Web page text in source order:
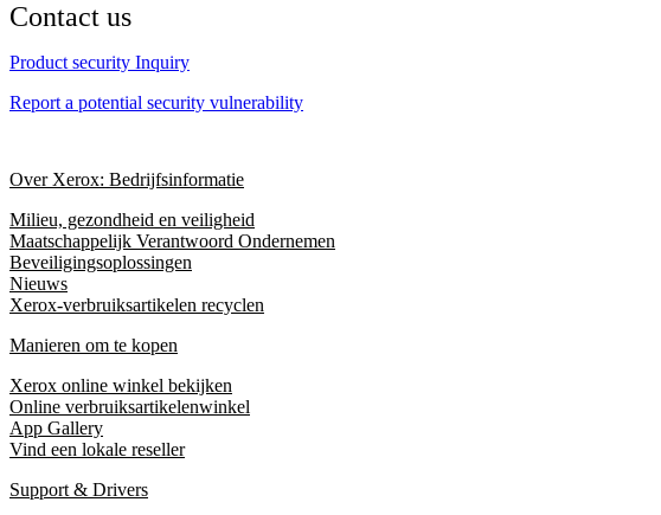
Contact us
Product security Inquiry
Report a potential security vulnerability
Over Xerox: Bedrijfsinformatie
Milieu, gezondheid en veiligheid
Maatschappelijk Verantwoord Ondernemen
Beveiligingsoplossingen
Nieuws
Xerox-verbruiksartikelen recyclen
Manieren om te kopen
Xerox online winkel bekijken
Online verbruiksartikelenwinkel
App Gallery
Vind een lokale reseller
Support & Drivers